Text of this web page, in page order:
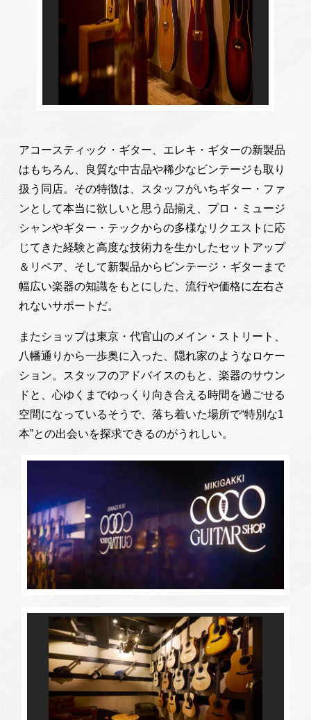
アコースティック・ギター、エレキ・ギターの新製品
はもちろん、良質な中古品や稀少なビンテージも取り
扱う同店。その特徴は、スタッフがいちギター・ファ
ンとして本当に欲しいと思う品揃え、プロ・ミュージ
シャンやギター・テックからの多様なリクエストに応
じてきた経験と高度な技術力を生かしたセットアップ
＆リペア、そして新製品からビンテージ・ギターまで
幅広い楽器の知識をもとにした、流行や価格に左右さ
れないサポートだ。
またショップは東京・代官山のメイン・ストリート、
八幡通りから一歩奥に入った、隠れ家のようなロケー
ション。スタッフのアドバイスのもと、楽器のサウン
ドと、心ゆくまでゆっくり向き合える時間を過ごせる
空間になっているそうで、落ち着いた場所で“特別な1
本”との出会いを探求できるのがうれしい。